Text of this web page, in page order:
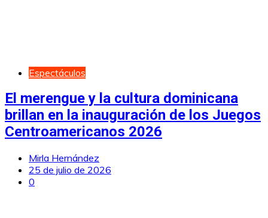
Espectáculos
El merengue y la cultura dominicana
brillan en la inauguración de los Juegos
Centroamericanos 2026
Mirla Hernández
25 de julio de 2026
0